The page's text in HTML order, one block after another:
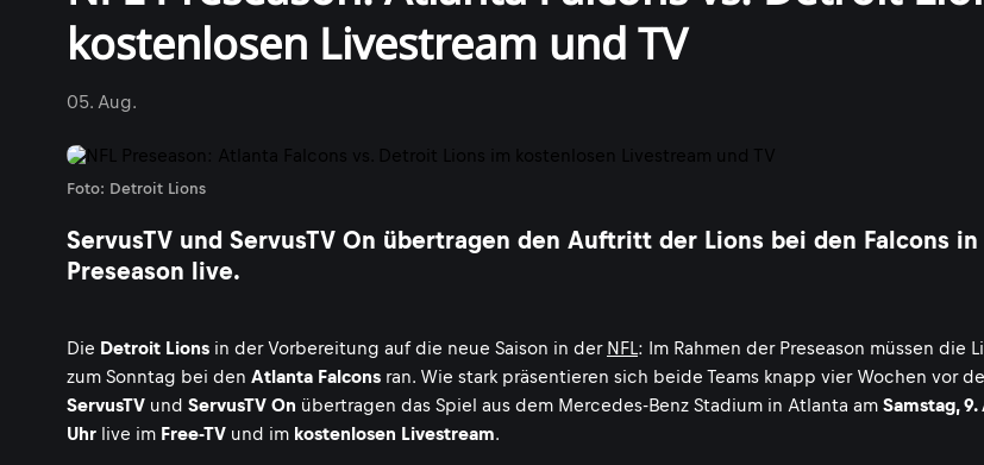
kostenlosen Livestream und TV
05. Aug.
Foto: Detroit Lions
ServusTV und ServusTV On übertragen den Auftritt der Lions bei den Falcons in
Preseason live.
Die Detroit Lions in der Vorbereitung auf die neue Saison in der NFL: Im Rahmen der Preseason müssen die
zum Sonntag bei den Atlanta Falcons ran. Wie stark präsentieren sich beide Teams knapp vier Wochen vor
ServusTV und ServusTV On übertragen das Spiel aus dem Mercedes-Benz Stadium in Atlanta am Samstag,
Uhr live im Free-TV und im kostenlosen Livestream.